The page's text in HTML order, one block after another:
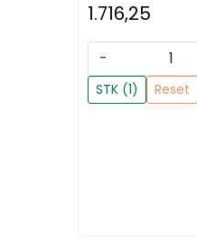
1.716,25
-
STK (1) Reset